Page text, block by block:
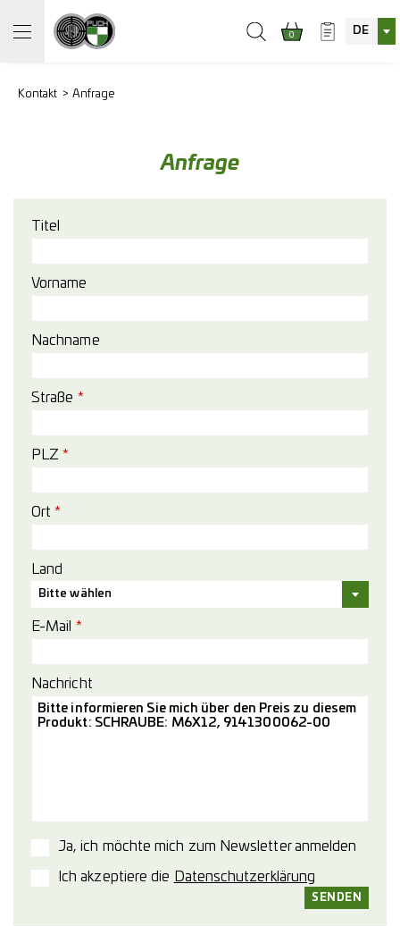
0 DE
Kontakt Anfrage
Anfrage
Titel
Vorname
Nachname
Straße *
PLZ*
Ort*
Land
Bitte wählen
E-Mail *
Nachricht
Ja, ich möchte mich zum Newsletter anmelden
Ich akzeptiere die Datenschutzerklärung